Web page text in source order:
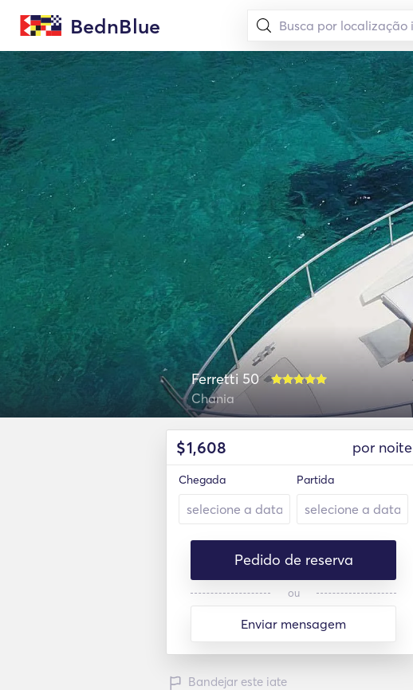
BednBlue
Ferretti 50
Chania
$1,608 por noite
Chegada Partida
Pedido de reserva
ou
Enviar mensagem
Bandejar este iate